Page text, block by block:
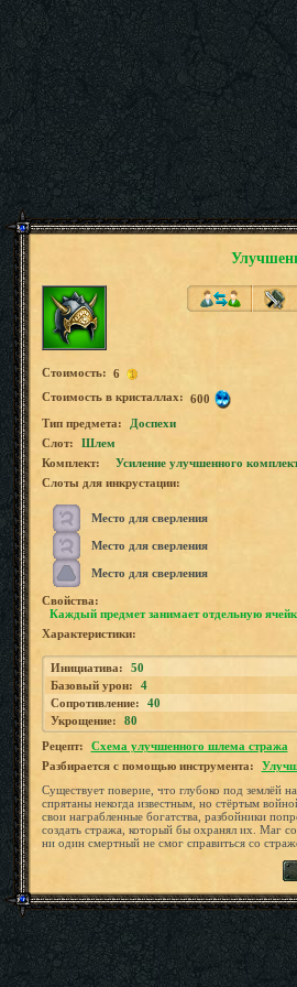
Стоимость: 6
Стоимость в кристаллах: 600
Tип предмета:
Доспехи
Слот:
Шлем
Комплект:
Усиление улучшенного
Слоты для инкрустации:
Место для сверления
Место для сверления
Место для сверления
Свойства:
Каждый предмет занимает отдельную
Характеристики:
Инициатива:
50
Базовый урон:
4
Сопротивление:
40
Укрощение:
80
Рецепт:
Схема улучшенного шлема стража
Разбирается с помощью инструмента:
Существует поверие, что глубоко под землёй
спрятаны некогда известным, но стёртым
свои награбленные богатства, разбойники
создать стража, который бы охранял их. Маг
ни один смертный не смог справиться со